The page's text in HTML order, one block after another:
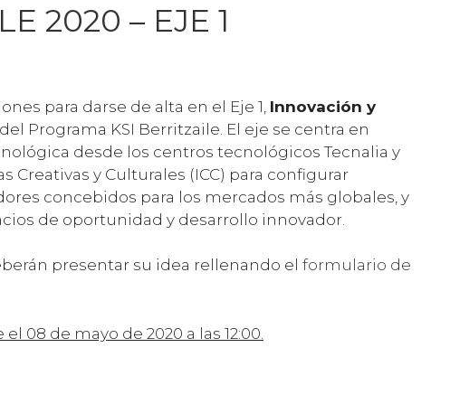
2020 – EJE 1
para darse de alta en el Eje 1, Innovación y
, del Programa KSI Berritzaile. El eje se centra en
desde los centros tecnológicos Tecnalia y
Creativas y Culturales (ICC) para configurar
concebidos para los mercados más globales, y
de oportunidad y desarrollo innovador.
presentar su idea rellenando el formulario de
08 de mayo de 2020 a las 12:00.